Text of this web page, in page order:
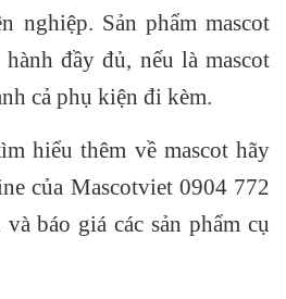
nghiệp. Sản phẩm mascot
đầy đủ, nếu là mascot
cả phụ kiện đi kèm.
hiểu thêm về mascot hãy
của Mascotviet 0904 772
báo giá các sản phẩm cụ